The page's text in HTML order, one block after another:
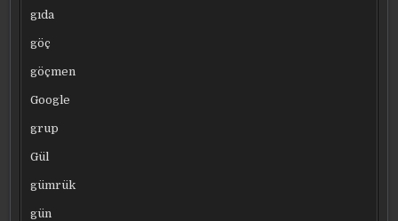
gıda
göç
göçmen
Google
grup
Gül
gümrük
gün